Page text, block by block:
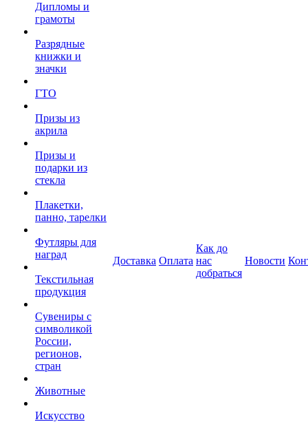
Дипломы и
грамоты
Разрядные
книжки и
значки
ГТО
Призы из
акрила
Призы и
подарки из
стекла
Плакетки,
панно, тарелки
Футляры для
наград
Текстильная
продукция
Сувениры с
символикой
России,
регионов,
стран
Животные
Искусство
Доставка Оплата
Как до
нас
добраться
Новости